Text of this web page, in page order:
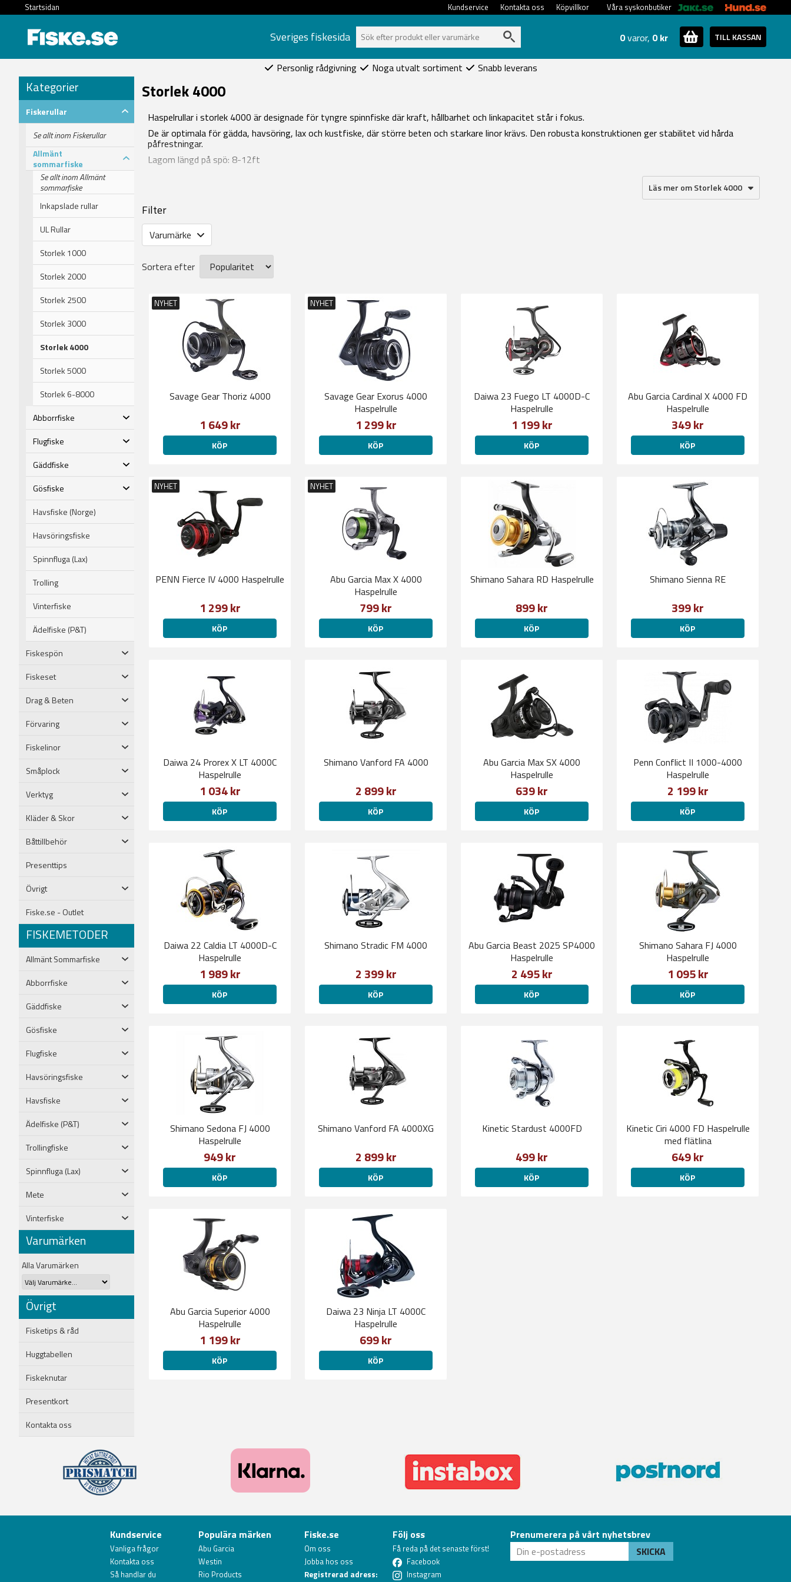
Startsidan Våra syskonbutiker
Köpvillkor
Kontakta oss
Kundservice
Sveriges fiskesida 0varor, 0 kr TILL KASSAN
Personlig rådgivning Noga utvalt sortiment Snabb leverans
Kategorier
Fiskerullar
Se allt inom Fiskerullar
Allmänt
sommarfiske
Se allt inom Allmänt
sommarfiske
Inkapslade rullar
UL Rullar
Storlek 1000
Storlek 2000
Storlek 2500
Storlek 3000
Storlek 4000
Storlek 5000
Storlek 6-8000
Abborrfiske
Flugfiske
Gäddfiske
Gösfiske
Havsfiske (Norge)
Havsöringsfiske
Spinnfluga (Lax)
Trolling
Vinterfiske
Ädelfiske (P&T)
Fiskespön
Fiskeset
Drag & Beten
Förvaring
Fiskelinor
Småplock
Verktyg
Kläder & Skor
Båttillbehör
Presenttips
Övrigt
Fiske.se - Outlet
FISKEMETODER
Allmänt Sommarfiske
Abborrfiske
Gäddfiske
Gösfiske
Flugfiske
Havsöringsfiske
Havsfiske
Ädelfiske (P&T)
Trollingfiske
Spinnfluga (Lax)
Mete
Vinterfiske
Varumärken
Alla Varumärken
Övrigt
Fisketips & råd
Huggtabellen
Fiskeknutar
Presentkort
Kontakta oss
Storlek 4000
Haspelrullar i storlek 4000 är designade för tyngre spinnfiske där kraft, hållbarhet och linkapacitet står i fokus.
De är optimala för gädda, havsöring, lax och kustfiske, där större beten och starkare linor krävs. Den robusta konstruktionen ger stabilitet vid hårda
påfrestningar.
Lagom längd på spö: 8-12ft
Läs mer om Storlek 4000
Filter
Varumärke
Sortera efter
NYHET
Savage Gear Thoriz 4000
1 649 kr
KÖP
NYHET
Savage Gear Exorus 4000
Haspelrulle
1 299 kr
KÖP
Daiwa 23 Fuego LT 4000D-C
Haspelrulle
1 199 kr
KÖP
Abu Garcia Cardinal X 4000 FD
Haspelrulle
349 kr
KÖP
NYHET
PENN Fierce IV 4000 Haspelrulle
1 299 kr
KÖP
NYHET
Abu Garcia Max X 4000
Haspelrulle
799 kr
KÖP
Shimano Sahara RD Haspelrulle
899 kr
KÖP
Shimano Sienna RE
399 kr
KÖP
Daiwa 24 Prorex X LT 4000C
Haspelrulle
1 034 kr
KÖP
Shimano Vanford FA 4000
2 899 kr
KÖP
Abu Garcia Max SX 4000
Haspelrulle
639 kr
KÖP
Penn Conflict II 1000-4000
Haspelrulle
2 199 kr
KÖP
Daiwa 22 Caldia LT 4000D-C
Haspelrulle
1 989 kr
KÖP
Shimano Stradic FM 4000
2 399 kr
KÖP
Abu Garcia Beast 2025 SP4000
Haspelrulle
2 495 kr
KÖP
Shimano Sahara FJ 4000
Haspelrulle
1 095 kr
KÖP
Shimano Sedona FJ 4000
Haspelrulle
949 kr
KÖP
Shimano Vanford FA 4000XG
2 899 kr
KÖP
Kinetic Stardust 4000FD
499 kr
KÖP
Kinetic Ciri 4000 FD Haspelrulle
med flätlina
649 kr
KÖP
Abu Garcia Superior 4000
Haspelrulle
1 199 kr
KÖP
Daiwa 23 Ninja LT 4000C
Haspelrulle
699 kr
KÖP
Kundservice
Vanliga frågor
Kontakta oss
Så handlar du
Populära märken
Abu Garcia
Westin
Rio Products
Fiske.se
Om oss
Jobba hos oss
Registrerad adress:
Följ oss
Få reda på det senaste först!
Facebook
Instagram
Prenumerera på vårt nyhetsbrev
SKICKA